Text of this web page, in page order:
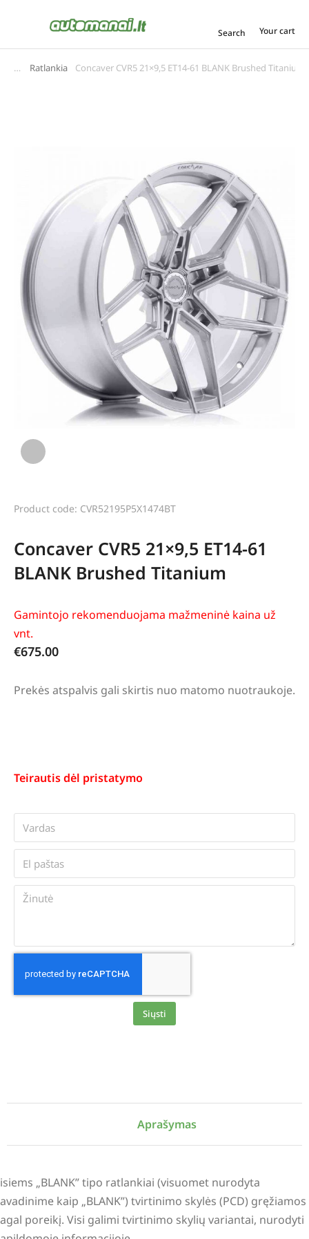
Search Your cart
You are here:
Ratlankiai Concaver CVR5 21×9,5 ET14-61 BLANK Brushed Titanium
Product code: CVR52195P5X1474BT
Concaver CVR5 21×9,5 ET14-61
BLANK Brushed Titanium
Gamintojo rekomenduojama mažmeninė kaina už
vnt.
€675.00
Prekės atspalvis gali skirtis nuo matomo nuotraukoje.
Teirautis dėl pristatymo
Siųsti
Aprašymas
„BLANK” tipo ratlankiai (visuomet nurodyta
kaip „BLANK”) tvirtinimo skylės (PCD) gręžiamos
poreikį. Visi galimi tvirtinimo skylių variantai, nurodyti